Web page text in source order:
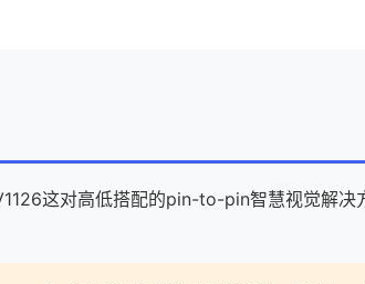
这对高低搭配的pin-to-pin智慧视觉解决